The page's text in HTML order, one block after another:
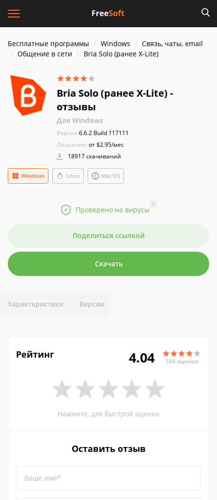
Бесплатные программы Windows
Связь, чаты, email
Общение в сети
Bria Solo (ранее X-Lite)
Bria Solo (ранее X-Lite) -
отзывы
Для Windows
Версия:6.6.2 Build 117111
Лицензия: от $2.95/мес
18917 скачиваний
Windows Linux Mac OS
Проверено на вирусы
?
Поделиться ссылкой
Скачать
Характеристики Версии
Рейтинг 4.04 104 оценки
Нажмите, для быстрой оценки
Оставить отзыв
Ваше имя*